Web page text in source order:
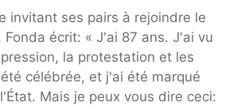
invitant ses pairs à rejoindre le
Fonda écrit: « J'ai 87 ans. J'ai vu
la protestation et les
célébrée, et j'ai été marqué
Mais je peux vous dire ceci: